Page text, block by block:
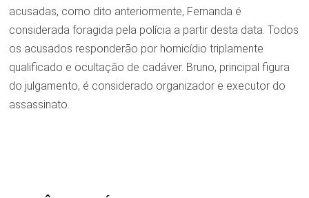
acusadas, como dito anteriormente, Fernanda é
considerada foragida pela polícia a partir desta data. Todos
os acusados responderão por homicídio triplamente
qualificado e ocultação de cadáver. Bruno, principal figura
do julgamento, é considerado organizador e executor do
assassinato.